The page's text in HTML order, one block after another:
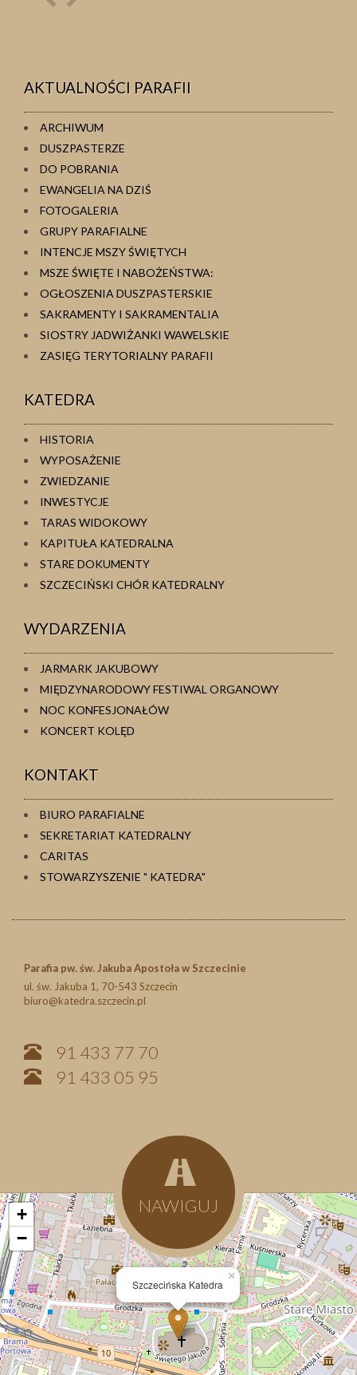
AKTUALNOŚCI PARAFII
ARCHIWUM
DUSZPASTERZE
DO POBRANIA
EWANGELIA NA DZIŚ
FOTOGALERIA
GRUPY PARAFIALNE
INTENCJE MSZY ŚWIĘTYCH
MSZE ŚWIĘTE I NABOŻEŃSTWA:
OGŁOSZENIA DUSZPASTERSKIE
SAKRAMENTY I SAKRAMENTALIA
SIOSTRY JADWIŻANKI WAWELSKIE
ZASIĘG TERYTORIALNY PARAFII
KATEDRA
HISTORIA
WYPOSAŻENIE
ZWIEDZANIE
INWESTYCJE
TARAS WIDOKOWY
KAPITUŁA KATEDRALNA
STARE DOKUMENTY
SZCZECIŃSKI CHÓR KATEDRALNY
WYDARZENIA
JARMARK JAKUBOWY
MIĘDZYNARODOWY FESTIWAL ORGANOWY
NOC KONFESJONAŁÓW
KONCERT KOLĘD
KONTAKT
BIURO PARAFIALNE
SEKRETARIAT KATEDRALNY
CARITAS
STOWARZYSZENIE " KATEDRA"
Parafia pw. św. Jakuba Apostoła w Szczecinie
ul. św. Jakuba 1, 70-543 Szczecin
biuro@katedra.szczecin.pl
91 433 77 70
91 433 05 95
NAWIGUJ
Szczecińska Katedra
×
+
−